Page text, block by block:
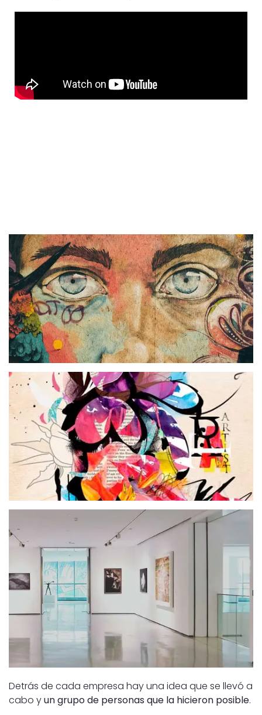
Detrás de cada empresa hay una idea que se llevó a
cabo yun grupo de personas que la hicieron posible.